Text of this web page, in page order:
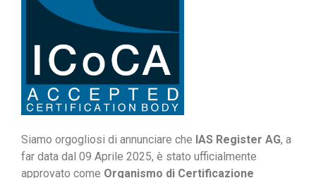
Siamo orgogliosi di annunciare che IAS Register AG, a
far data dal 09 Aprile 2025, è stato ufficialmente
approvato come Organismo di Certificazione